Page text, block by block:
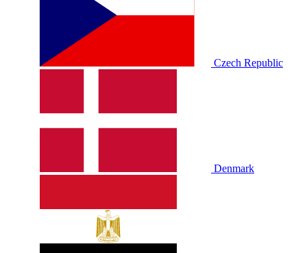
Czech Republic
Denmark